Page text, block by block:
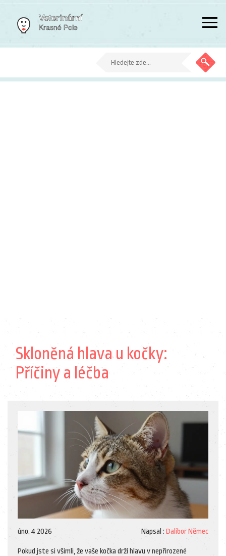
Skloněná hlava u kočky:
Příčiny a léčba
úno, 4 2026 Napsal : Dalibor Němec
Pokud jste si všimli, že vaše kočka drží hlavu v nepřirozené